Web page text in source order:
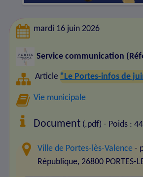
mardi 16 juin 2026
Service communication
Article "Le Portes-infos de
Vie municipale
Document (.pdf) - Poids :
Ville de Portes-lès-Valence -
République, 26800 PORTES-